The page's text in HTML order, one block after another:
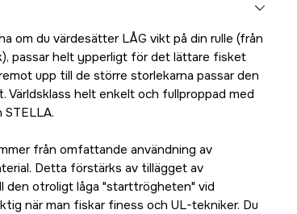
om du värdesätter LÅG vikt på din rulle (från
passar helt ypperligt för det lättare fisket
upp till de större storlekarna passar den
helt enkelt och fullproppad med
från omfattande användning av
Detta förstärks av tillägget av
den otroligt låga "starttrögheten" vid
när man fiskar finess och UL-tekniker. Du